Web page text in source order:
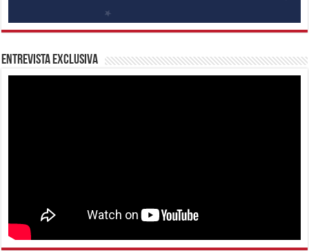
Entrevista Exclusiva